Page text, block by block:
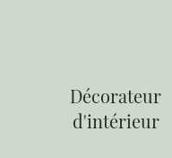
Décorateur
d'intérieur